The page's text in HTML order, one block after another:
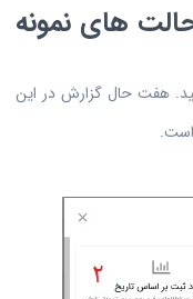
های نمونه
هفت حال گزارش در این
است.